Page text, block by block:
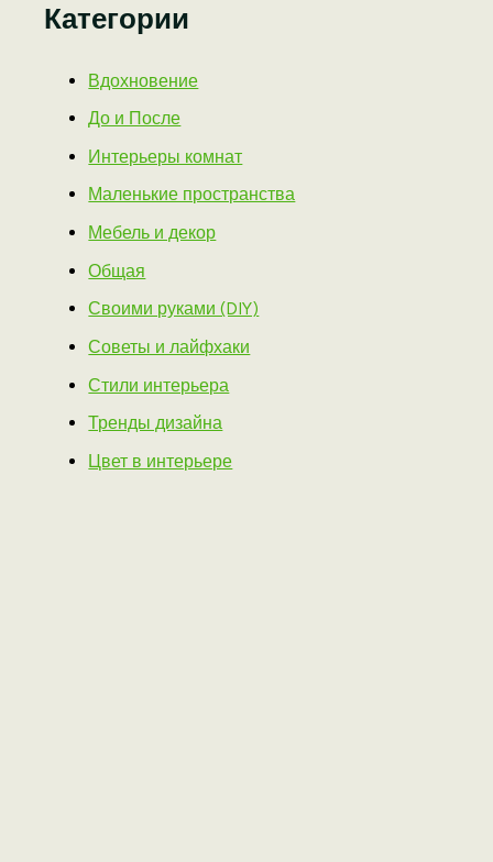
Категории
Вдохновение
До и После
Интерьеры комнат
Маленькие пространства
Мебель и декор
Общая
Своими руками (DIY)
Советы и лайфхаки
Стили интерьера
Тренды дизайна
Цвет в интерьере